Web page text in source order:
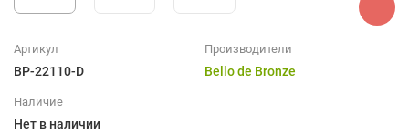
Артикул
BP-22110-D
Производители
Bello de Bronze
Наличие
Нет в наличии